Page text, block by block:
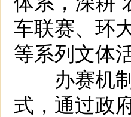
车联赛、环
等系列文体
办赛机制
式，通过政